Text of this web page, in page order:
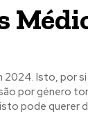
Isto, por
por género
pode querer